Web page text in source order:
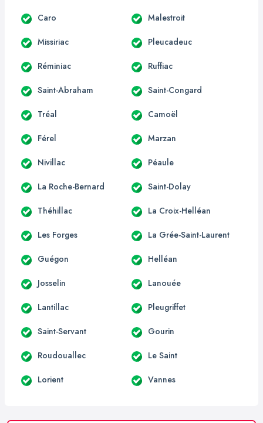
Caro Malestroit
Missiriac Pleucadeuc
Réminiac Ruffiac
Saint-Abraham Saint-Congard
Tréal Camoël
Férel Marzan
Nivillac Péaule
La Roche-Bernard Saint-Dolay
Théhillac La Croix-Helléan
Les Forges La Grée-Saint-Laurent
Guégon Helléan
Josselin Lanouée
Lantillac Pleugriffet
Saint-Servant Gourin
Roudouallec Le Saint
Lorient Vannes